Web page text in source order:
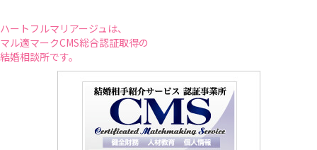
ハートフルマリアージュは、
マル適マークCMS総合認証取得の
結婚相談所です。